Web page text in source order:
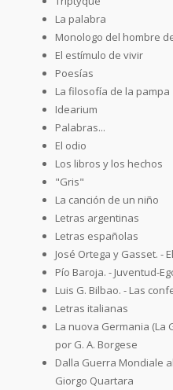
La palabra
Monologo del hombre
El estímulo de vivir
Poesías
La filosofía de la pampa
Idearium
Palabras...
El odio
Los libros y los hechos
"Gris"
La canción de un niño
Letras argentinas
Letras españolas
José Ortega y Gasset. -
Pío Baroja. - Juventud-
Luis G. Bilbao. - Las
Letras italianas
La nuova Germania (La
por G. A. Borgese
Dalla Guerra Mondiale
Giorgo Quartara